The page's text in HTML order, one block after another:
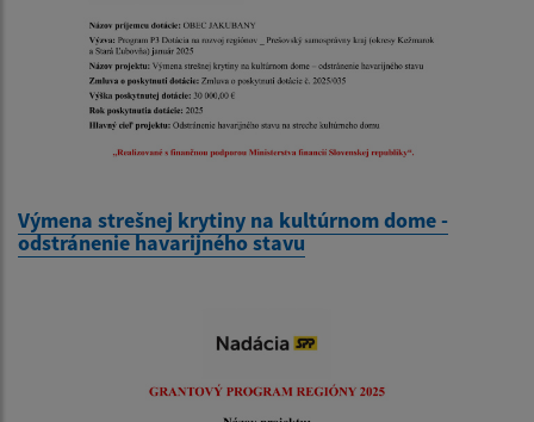
Výmena strešnej krytiny na kultúrnom dome -
odstránenie havarijného stavu